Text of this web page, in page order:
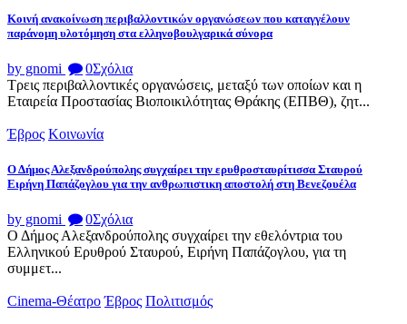
Κοινή ανακοίνωση περιβαλλοντικών οργανώσεων που καταγγέλουν
παράνομη υλοτόμηση στα ελληνοβουλγαρικά σύνορα
by gnomi 0Σχόλια
Τρεις περιβαλλοντικές οργανώσεις, μεταξύ των οποίων και η
Εταιρεία Προστασίας Βιοποικιλότητας Θράκης (ΕΠΒΘ), ζητ...
Έβρος Κοινωνία
Ο Δήμος Αλεξανδρούπολης συγχαίρει την ερυθροσταυρίτισσα Σταυρού
Ειρήνη Παπάζογλου για την ανθρωπιστικη αποστολή στη Βενεζουέλα
by gnomi 0Σχόλια
Ο Δήμος Αλεξανδρούπολης συγχαίρει την εθελόντρια του
Ελληνικού Ερυθρού Σταυρού, Ειρήνη Παπάζογλου, για τη
συμμετ...
Cinema-Θέατρο Έβρος Πολιτισμός